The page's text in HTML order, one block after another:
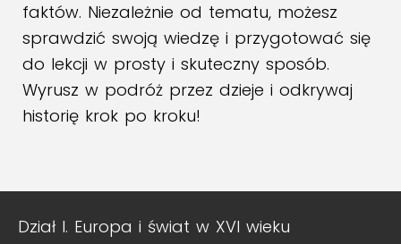
faktów. Niezależnie od tematu, możesz
sprawdzić swoją wiedzę i przygotować się
do lekcji w prosty i skuteczny sposób.
Wyrusz w podróż przez dzieje i odkrywaj
historię krok po kroku!
Dział I. Europa i świat w XVI wieku